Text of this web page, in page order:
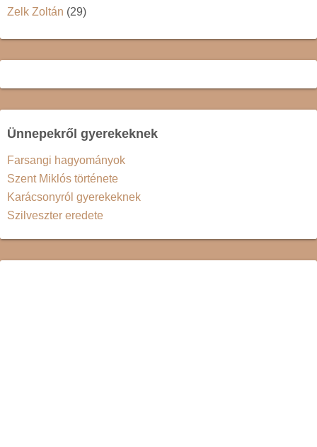
Zelk Zoltán (29)
Ünnepekről gyerekeknek
Farsangi hagyományok
Szent Miklós története
Karácsonyról gyerekeknek
Szilveszter eredete